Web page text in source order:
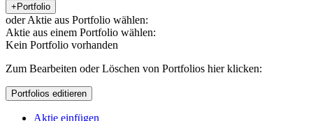
+Portfolio
oder Aktie aus Portfolio wählen:
Aktie aus einem Portfolio wählen:
Kein Portfolio vorhanden
Zum Bearbeiten oder Löschen von Portfolios hier klicken:
Portfolios editieren
Aktie einfügen